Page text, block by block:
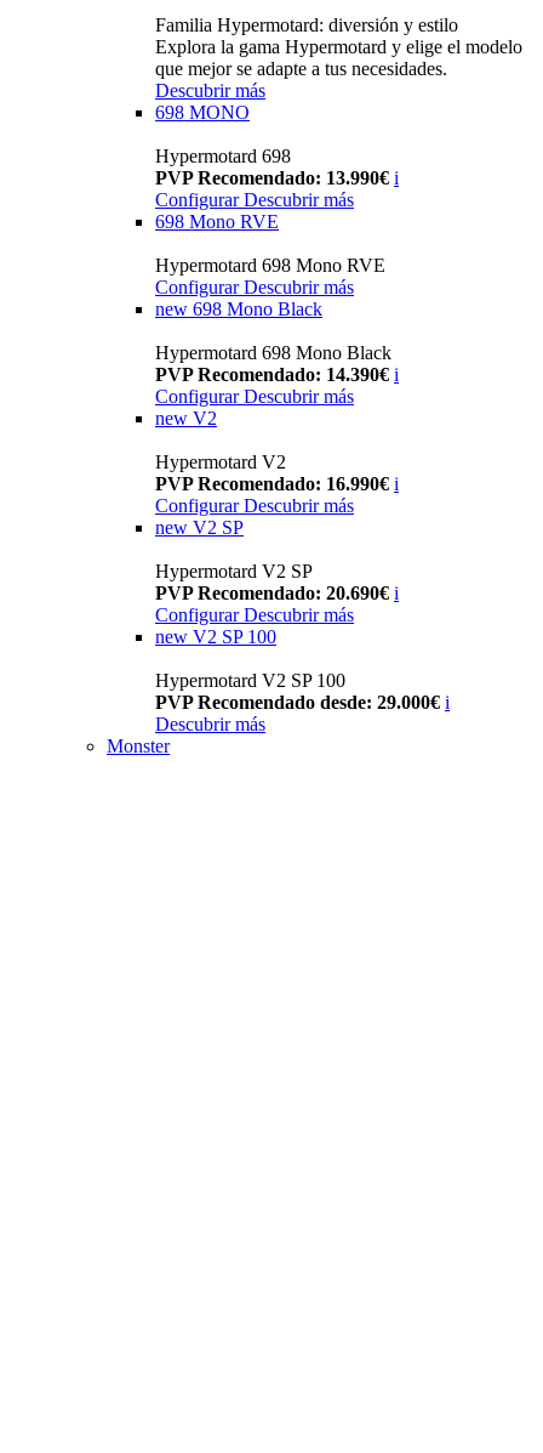
Familia Hypermotard: diversión y estilo
Explora la gama Hypermotard y elige el modelo
que mejor se adapte a tus necesidades.
Descubrir más
698 MONO
Hypermotard 698
PVP Recomendado: 13.990€ i
ConfigurarDescubrir más
698 Mono RVE
Hypermotard 698 Mono RVE
Configurar Descubrir más
new 698 Mono Black
Hypermotard 698 Mono Black
PVP Recomendado: 14.390€ i
Configurar Descubrir más
new V2
Hypermotard V2
PVP Recomendado: 16.990€ i
Configurar Descubrir más
new V2 SP
Hypermotard V2 SP
PVP Recomendado: 20.690€ i
Configurar Descubrir más
new V2 SP 100
Hypermotard V2 SP 100
PVP Recomendado desde: 29.000€ i
Descubrir más
Monster